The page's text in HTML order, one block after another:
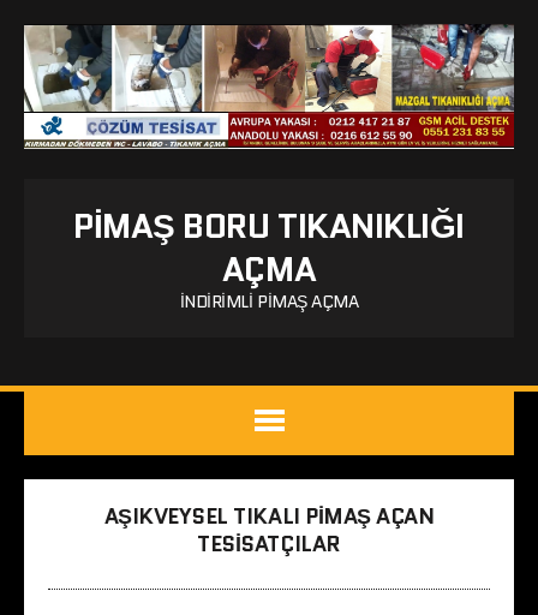
PIMAŞ BORU TIKANIKLIĞI
AÇMA
İNDIRIMLI PIMAŞ AÇMA
AŞIKVEYSEL TIKALI PIMAŞ AÇAN
TESISATÇILAR